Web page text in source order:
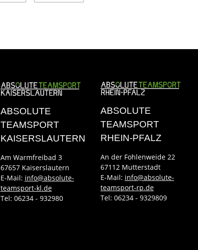
ABSOLUTE
TEAMSPORT
KAISERSLAUTERN
Am Warmfreibad 3
67657 Kaiserslautern
E-Mail: info@absolute-
teamsport-kl.de
Tel: 06234 - 932980
ABSOLUTE
TEAMSPORT
RHEIN-PFALZ
An der Fohlenweide 22
67112 Mutterstadt
E-Mail: info@absolute-
teamsport-rp.de
Tel: 06234 - 9329809